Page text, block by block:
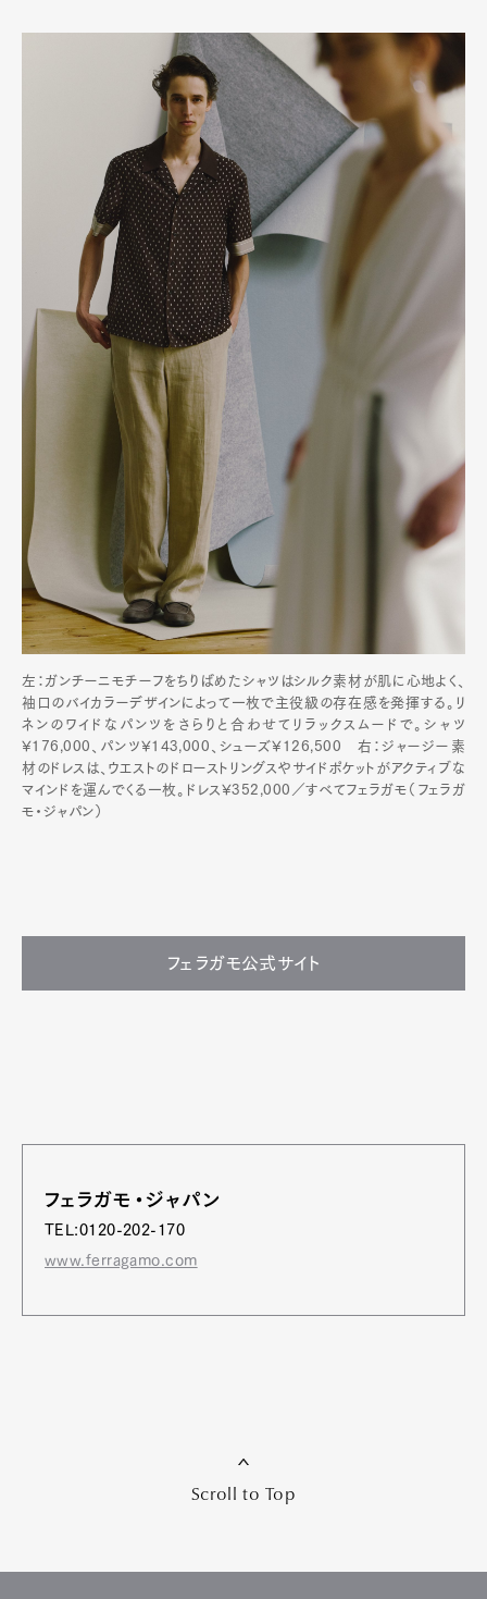
左：ガンチーニモチーフをちりばめたシャツはシルク素材が肌に心地よく、
袖口のバイカラーデザインによって一枚で主役級の存在感を発揮する。リ
ネンのワイドなパンツをさらりと合わせてリラックスムードで。シャツ
¥176,000、パンツ¥143,000、シューズ¥126,500 右：ジャージー素
材のドレスは、ウエストのドローストリングスやサイドポケットがアクティブな
マインドを運んでくる一枚。ドレス¥352,000／すべてフェラガモ（フェラガ
モ・ジャパン）
フェラガモ公式サイト
フェラガモ・ジャパン
TEL:0120-202-170
www.ferragamo.com
Scroll to Top